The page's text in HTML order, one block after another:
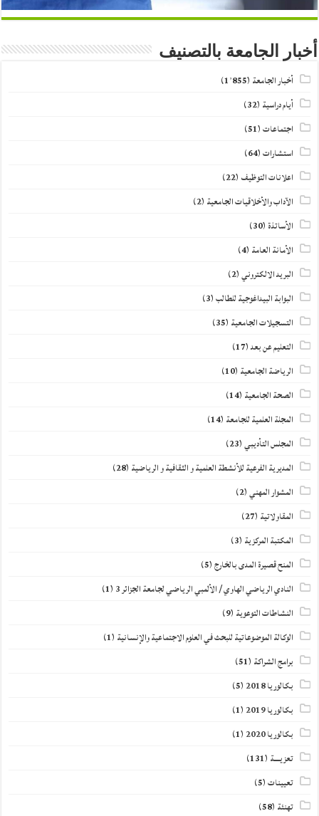
أخبار الجامعة بالتصنيف
أخبار الجامعة (1٬855)
أيام دراسية (32)
اجتماعات(51)
استشارات(64)
اعلانات التوظيف (22)
الآداب والأخلاقيات الجامعية (2)
الأساتذة(30)
الأمانة العامة (4)
البريد الالكتروني(2)
البوابة البيداغوجية للطالب(3)
التسجيلات الجامعية (35)
التعليم عن بعد(17)
الرياضة الجامعية (10)
الصحة الجامعية (14)
المجلة العلمية للجامعة (14)
المجلس التأديبي(23)
المديرية الفرعية للأنشطة العلمية و الثقافية و الرياضية (28)
المشوار المهني(2)
المقاولاتية (27)
المكتبة المركزية (3)
المنح قصيرة المدى بالخارج(5)
النادي الرياضي الهاوي / الألمبي الرياضي لجامعة الجزائر 3 (1)
النشاطات التوعوية (9)
الوكالة الموضوعاتية للبحث في العلوم الاجتماعية والإنسانية (1)
برامج الشراكة (51)
بكالوريا 2018
(5)
بكالوريا 2019
(1)
بكالوريا 2020
(1)
تعزيــــة (131)
تعيينات(5)
تهنئة (58)